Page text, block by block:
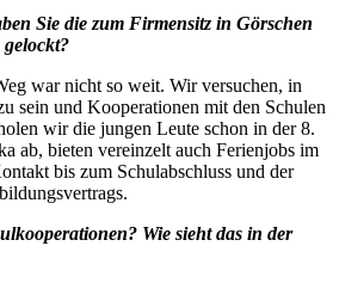
Sie die zum Firmensitz in Görschen
war nicht so weit. Wir versuchen, in
sein und Kooperationen mit den Schulen
wir die jungen Leute schon in der 8.
ab, bieten vereinzelt auch Ferienjobs im
bis zum Schulabschluss und der
Wie sieht das in der